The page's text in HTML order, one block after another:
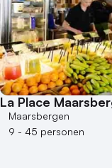
La Place
Maarsbergen
9 - 45 personen